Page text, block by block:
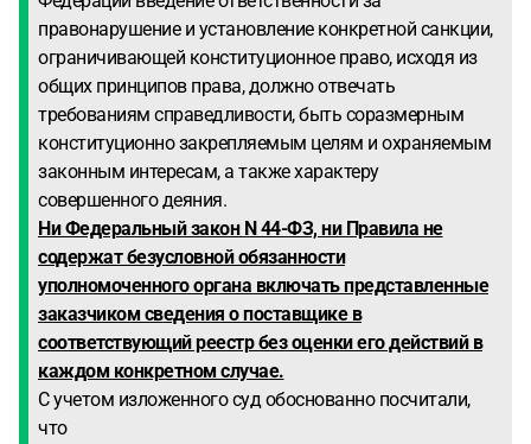
правонарушение и установление конкретной санкции,
ограничивающей конституционное право, исходя из
общих принципов права, должно отвечать
требованиям справедливости, быть соразмерным
конституционно закрепляемым целям и охраняемым
законным интересам, а также характеру
совершенного деяния.
Ни Федеральный закон N 44-ФЗ, ни Правила не
содержат безусловной обязанности
уполномоченного органа включать представленные
заказчиком сведения о поставщике в
соответствующий реестр без оценки его действий в
каждом конкретном случае.
С учетом изложенного суд обоснованно посчитали,
что